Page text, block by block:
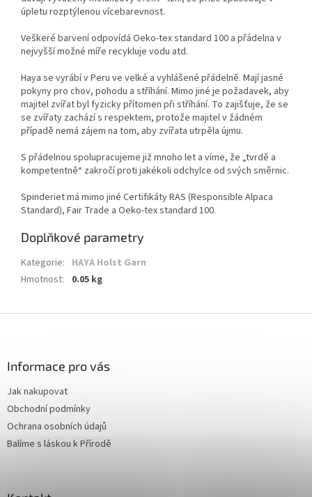
úpletu rozptýlenou vícebarevnost.
Veškeré barvení odpovídá Oeko-tex standard 100 a přádelna v
nejvyšší možné míře recykluje vodu atd.
Haya se vyrábí v Peru ve velké a vyhlášené přádelně. Mají jasné
pokyny pro chov, pohodu a stříhání. Mimo jiné je požadavek, aby
majitel zvířat byl fyzicky přítomen při stříhání. To zajišťuje, že se
se zvířaty zachází s respektem, protože majitel v žádném
případě nemá zájem na tom, aby zvířata utrpěla újmu.
S přádelnou spolupracujeme již mnoho let a víme, že „tvrdě a
kompetentně“ zakročí proti jakékoli odchylce od svých směrnic.
Spinderiet má mimo jiné Certifikáty RAS (Responsible Alpaca
Standard), Fair Trade a Oeko-tex standard 100.
Doplňkové parametry
Kategorie: HAYA Holst Garn
Hmotnost: 0.05 kg
Informace pro vás
Jak nakupovat
Obchodní podmínky
Ochrana osobních údajů
Balíme s láskou k Přírodě